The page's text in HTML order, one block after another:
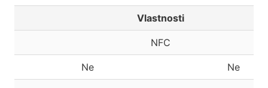
Vlastnosti
NFC
Ne Ne